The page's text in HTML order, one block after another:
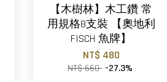
【木樹林】木工鑽 常
用規格8支裝 【奧地利
FISCH 魚牌】
NT$ 480
NT$ 660 -27.3%